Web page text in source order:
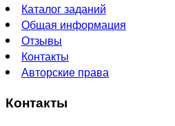
Каталог заданий
Общая информация
Отзывы
Контакты
Авторские права
Контакты